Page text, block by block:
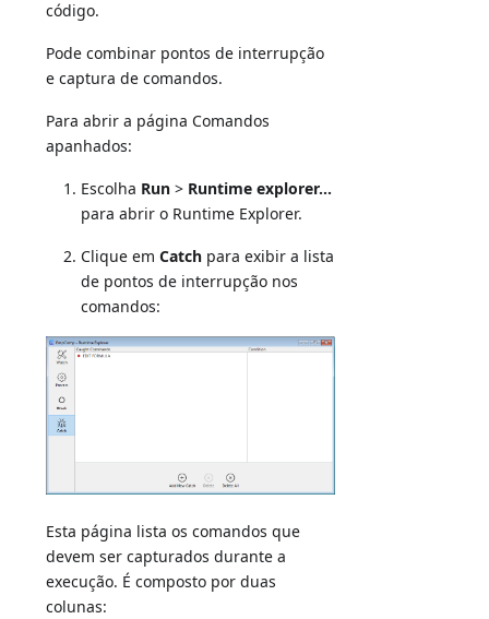
código.
Pode combinar pontos de interrupção
e captura de comandos.
Para abrir a página Comandos
apanhados:
Escolha Run > Runtime explorer...
para abrir o Runtime Explorer.
Clique emCatch para exibir a lista
de pontos de interrupção nos
comandos:
Esta página lista os comandos que
devem ser capturados durante a
execução. É composto por duas
colunas: